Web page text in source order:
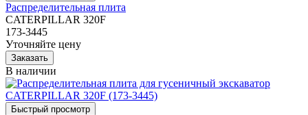
Распределительная плита
CATERPILLAR 320F
173-3445
Уточняйте цену
В наличии